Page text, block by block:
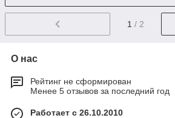
1 / 2
О нас
Рейтинг не сформирован
Менее 5 отзывов за последний год
Работает с 26.10.2010